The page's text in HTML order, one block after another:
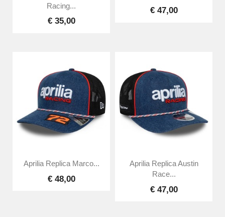
Racing...
€ 35,00
€ 47,00
Aprilia Replica Marco...
€ 48,00
Aprilia Replica Austin
Race...
€ 47,00